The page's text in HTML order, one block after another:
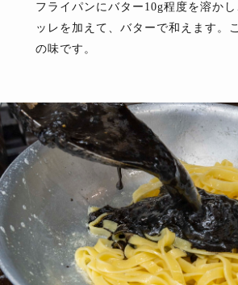
フライパンにバター10g程度を溶か
ッレを加えて、バターで和えます。
の味です。